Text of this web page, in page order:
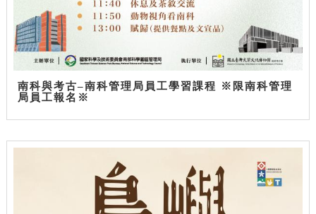
南科與考古–南科管理局員工學習課程 ※限南科管理
局員工報名※